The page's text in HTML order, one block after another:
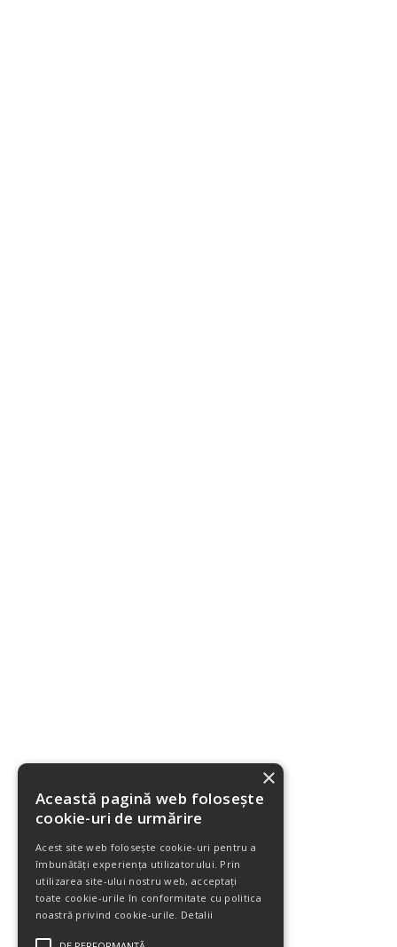
Această pagină web folosește
cookie-uri de urmărire
Acest site web folosește cookie-uri pentru a
îmbunătăți experiența utilizatorului. Prin
utilizarea site-ului nostru web, acceptați
toate cookie-urile în conformitate cu politica
noastră privind cookie-urile. Detalii
×